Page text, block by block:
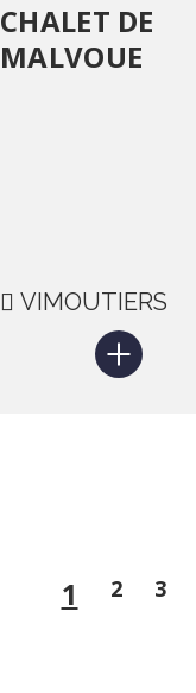
CHALET DE
MALVOUE
VIMOUTIERS
Page
1 Page
2 3